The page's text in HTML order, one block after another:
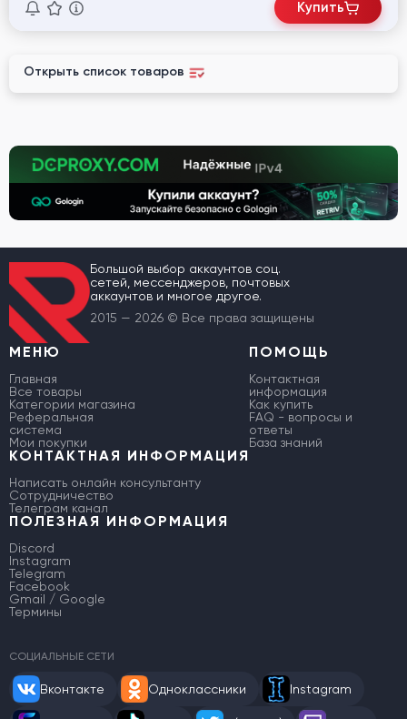
Купить
Открыть список товаров
Большой выбор аккаунтов соц.
сетей, мессенджеров, почтовых
аккаунтов и многое другое.
2015 — 2026 © Все права защищены
МЕНЮ
Главная
Все товары
Категории магазина
Реферальная
система
Мои покупки
ПОМОЩЬ
Контактная
информация
Как купить
FAQ - вопросы и
ответы
База знаний
КОНТАКТНАЯ ИНФОРМАЦИЯ
Написать онлайн консультанту
Сотрудничество
Телеграм канал
ПОЛЕЗНАЯ ИНФОРМАЦИЯ
Discord
Instagram
Telegram
Facebook
Gmail / Google
Термины
СОЦИАЛЬНЫЕ СЕТИ
Вконтакте Одноклассники Instagram